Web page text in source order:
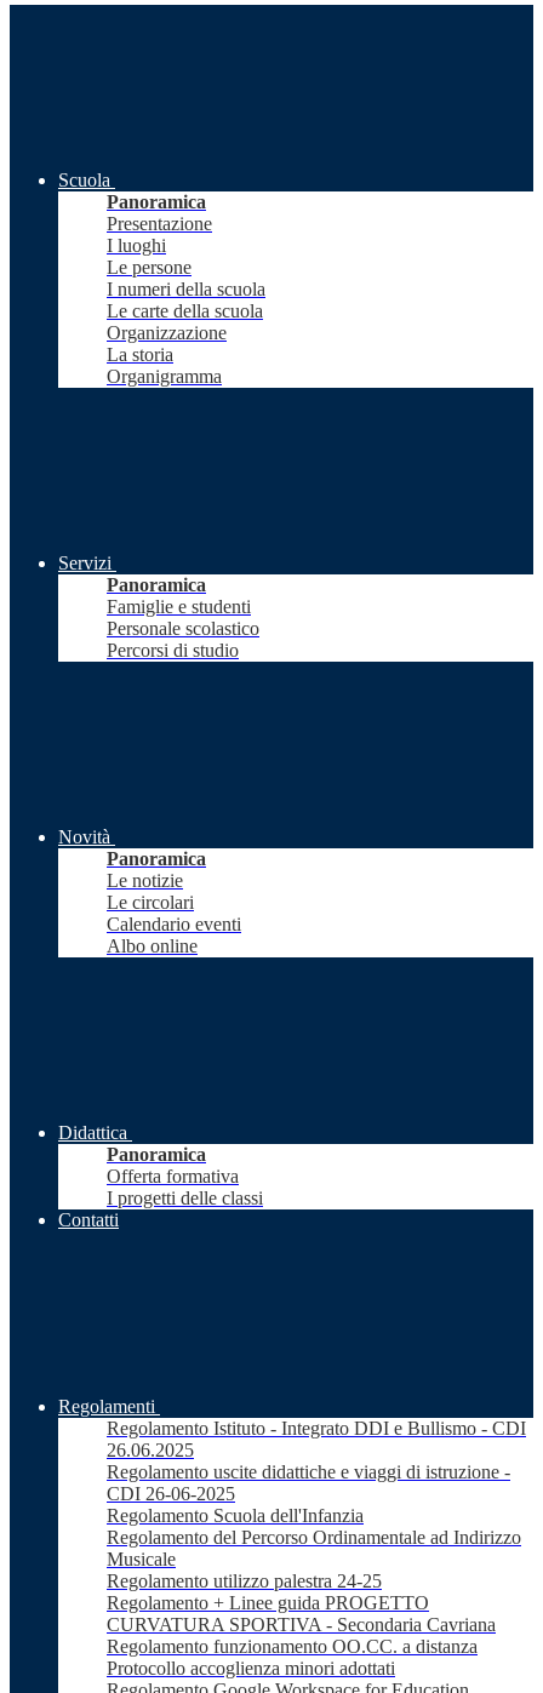
Scuola
Panoramica
Presentazione
I luoghi
Le persone
I numeri della scuola
Le carte della scuola
Organizzazione
La storia
Organigramma
Servizi
Panoramica
Famiglie e studenti
Personale scolastico
Percorsi di studio
Novità
Panoramica
Le notizie
Le circolari
Calendario eventi
Albo online
Didattica
Panoramica
Offerta formativa
I progetti delle classi
Contatti
Regolamenti
Regolamento Istituto - Integrato DDI e Bullismo - CDI
26.06.2025
Regolamento uscite didattiche e viaggi di istruzione -
CDI 26-06-2025
Regolamento Scuola dell'Infanzia
Regolamento del Percorso Ordinamentale ad Indirizzo
Musicale
Regolamento utilizzo palestra 24-25
Regolamento + Linee guida PROGETTO
CURVATURA SPORTIVA - Secondaria Cavriana
Regolamento funzionamento OO.CC. a distanza
Protocollo accoglienza minori adottati